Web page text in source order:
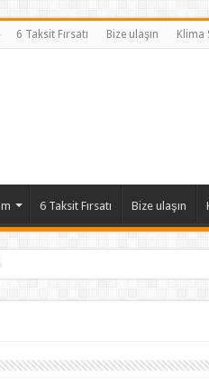
6 Taksit Fırsatı Bize ulaşın Klima
6 Taksit Fırsatı Bize ulaşın